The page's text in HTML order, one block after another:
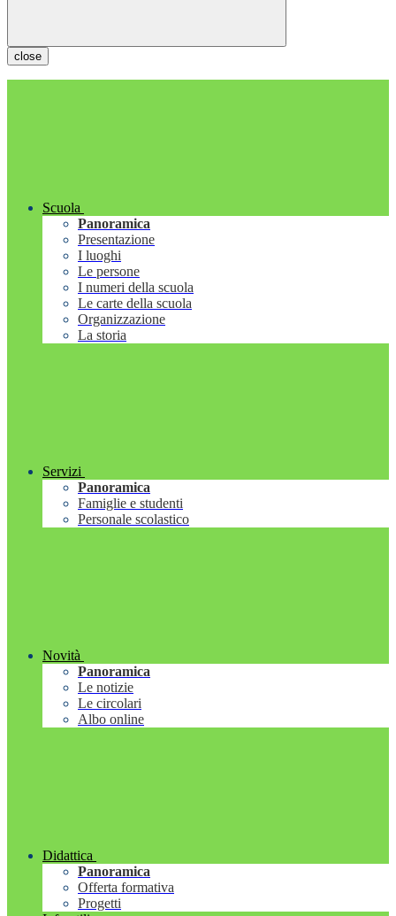
close
Scuola
Panoramica
Presentazione
I luoghi
Le persone
I numeri della scuola
Le carte della scuola
Organizzazione
La storia
Servizi
Panoramica
Famiglie e studenti
Personale scolastico
Novità
Panoramica
Le notizie
Le circolari
Albo online
Didattica
Panoramica
Offerta formativa
Progetti